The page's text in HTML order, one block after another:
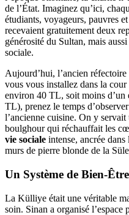
de l’État. Imaginez qu’ici,
étudiants, voyageurs, pauvres
recevaient gratuitement deux
générosité du Sultan, mais
sociale.
Aujourd’hui, l’ancien
vous vous installez dans la
environ 40 TL, soit moins d’un
TL), prenez le temps
l’ancienne cuisine. On y
boulghour qui réchauffait les
vie sociale intense, ancrée
murs de pierre blonde de la
Un Système de Bien-
La Külliye était une véritable
soin. Sinan a organisé